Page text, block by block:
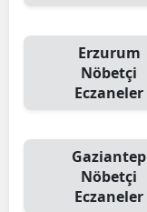
Erzurum
Nöbetçi
Eczaneler
Gaziantep
Nöbetçi
Eczaneler